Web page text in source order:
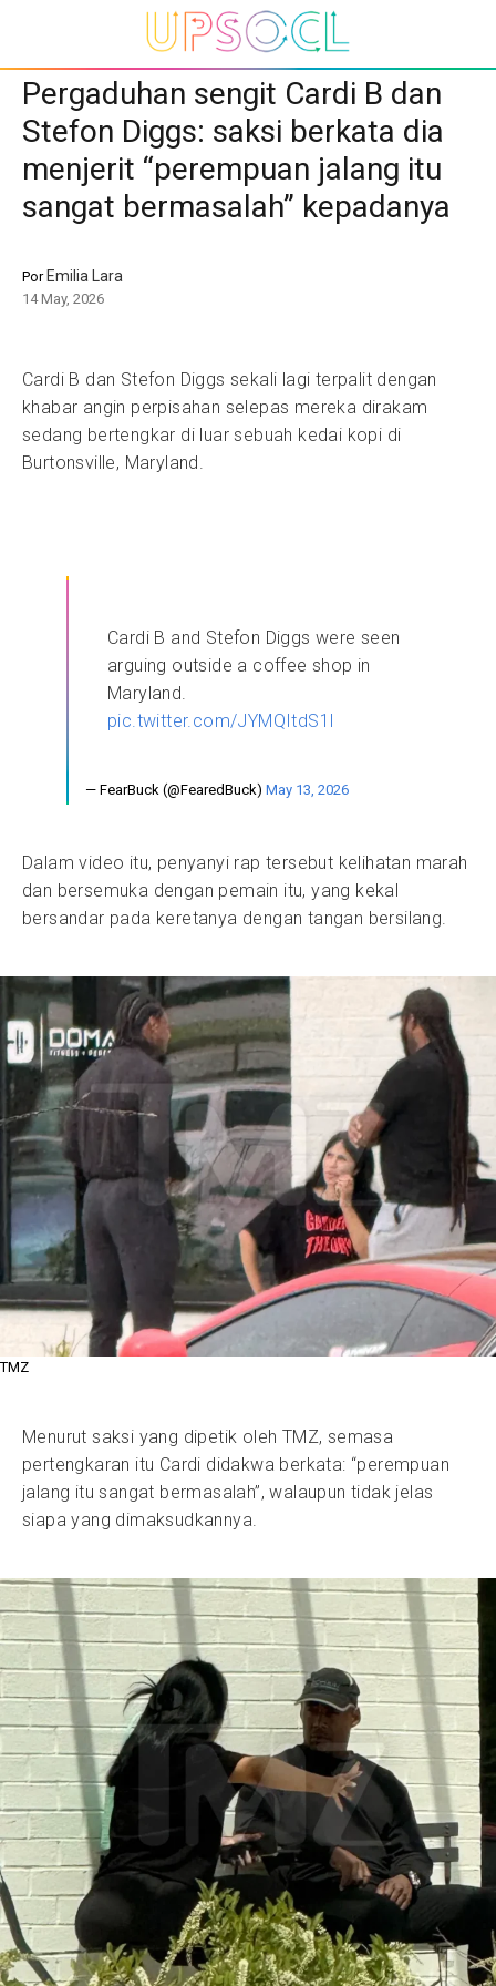
Pergaduhan sengit Cardi B dan
Stefon Diggs: saksi berkata dia
menjerit “perempuan jalang itu
sangat bermasalah” kepadanya
Por Emilia Lara
14 May, 2026
Cardi B dan Stefon Diggs sekali lagi terpalit dengan
khabar angin perpisahan selepas mereka dirakam
sedang bertengkar di luar sebuah kedai kopi di
Burtonsville, Maryland.
Cardi B and Stefon Diggs were seen
arguing outside a coffee shop in
Maryland.
pic.twitter.com/JYMQItdS1l
— FearBuck (@FearedBuck) May 13, 2026
Dalam video itu, penyanyi rap tersebut kelihatan marah
dan bersemuka dengan pemain itu, yang kekal
bersandar pada keretanya dengan tangan bersilang.
TMZ
Menurut saksi yang dipetik oleh TMZ, semasa
pertengkaran itu Cardi didakwa berkata: “perempuan
jalang itu sangat bermasalah”, walaupun tidak jelas
siapa yang dimaksudkannya.